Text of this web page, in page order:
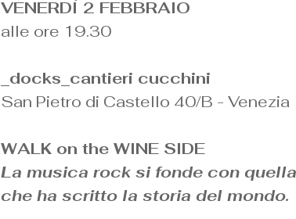
VENERDÍ 2 FEBBRAIO
alle ore 19.30
_docks_cantieri cucchini
San Pietro di Castello 40/B - Venezia
WALK on the WINE SIDE
La musica rock si fonde con
che ha scritto la storia del mondo.